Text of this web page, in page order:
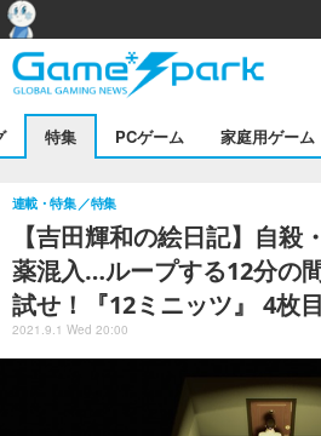
特集 PCゲーム 家庭用ゲーム
【吉田輝和の絵日記】自殺
薬混入…ループする12分の
試せ！『12ミニッツ』 4枚
連載・特集 特集
2021.9.1 Wed 20:00